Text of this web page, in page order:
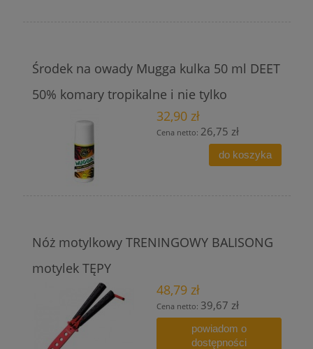
Środek na owady Mugga kulka 50 ml DEET
50% komary tropikalne i nie tylko
32,90 zł
Cena netto: 26,75 zł
do koszyka
Nóż motylkowy TRENINGOWY BALISONG
motylek TĘPY
48,79 zł
Cena netto: 39,67 zł
powiadom o
dostępności